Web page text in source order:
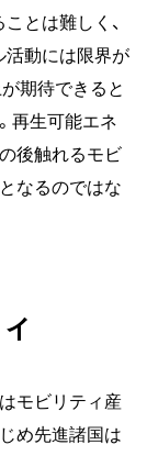
とは難しく、
活動には限界が
期待できると
再生可能エネ
後触れるモビ
なるのではな
モビリティ産
め先進諸国は